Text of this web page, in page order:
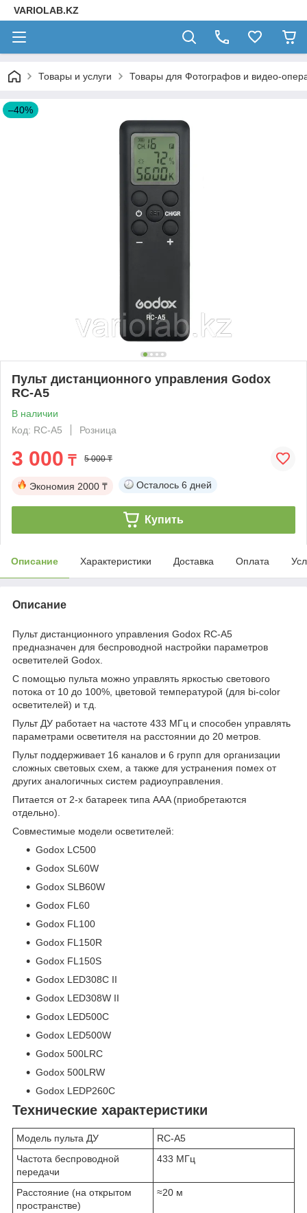
VARIOLAB.KZ
Товары и услуги Товары для Фотографов и видео-
–40%
Пульт дистанционного управления Godox
RC-A5
В наличии
Код: RC-A5
Розница
3 000 ₸ 5 000 ₸
Экономия 2000 ₸ Осталось 6 дней
Купить
Описание Характеристики Доставка Оплата
Описание
Пульт дистанционного управления Godox RC-A5
предназначен для беспроводной настройки параметров
осветителей Godox.
С помощью пульта можно управлять яркостью светового
потока от 10 до 100%, цветовой температурой (для bi-color
осветителей) и т.д.
Пульт ДУ работает на частоте 433 МГц и способен управлять
параметрами осветителя на расстоянии до 20 метров.
Пульт поддерживает 16 каналов и 6 групп для организации
сложных световых схем, а также для устранения помех от
других аналогичных систем радиоуправления.
Питается от 2-х батареек типа AAA (приобретаются
отдельно).
Совместимые модели осветителей:
Godox LC500
Godox SL60W
Godox SLB60W
Godox FL60
Godox FL100
Godox FL150R
Godox FL150S
Godox LED308C II
Godox LED308W II
Godox LED500C
Godox LED500W
Godox 500LRC
Godox 500LRW
Godox LEDP260C
Технические характеристики
Модель пульта ДУ
RC-A5
Частота беспроводной
передачи
433 МГц
Расстояние (на открытом
пространстве)
≈20 м